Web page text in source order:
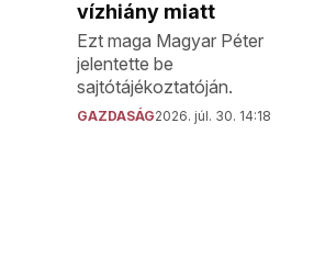
vízhiány miatt
Ezt maga Magyar Péter
jelentette be
sajtótájékoztatóján.
GAZDASÁG2026. júl. 30. 14:18